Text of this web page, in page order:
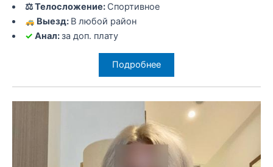
⚖ Телосложение: Спортивное
Выезд: В любой район
✓ Анал:за доп. плату
Подробнее